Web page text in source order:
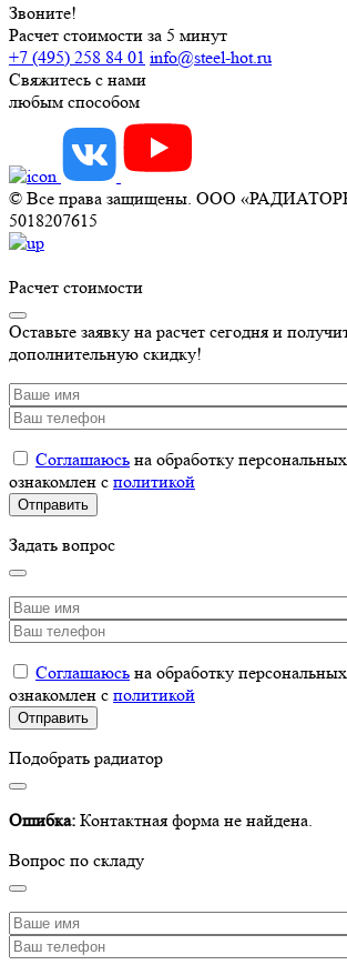
Звоните!
Расчет стоимости за 5 минут
+7 (495) 258 84 01 info@steel-hot.ru
Свяжитесь с нами
любым способом
© Все права защищены. ООО
5018207615
Расчет стоимости
Оставьте заявку на расчет сегодня и
дополнительную скидку!
Соглашаюсь на обработку
ознакомлен с политикой
Задать вопрос
Соглашаюсь на обработку
ознакомлен с политикой
Подобрать радиатор
Ошибка: Контактная форма не найдена.
Вопрос по складу